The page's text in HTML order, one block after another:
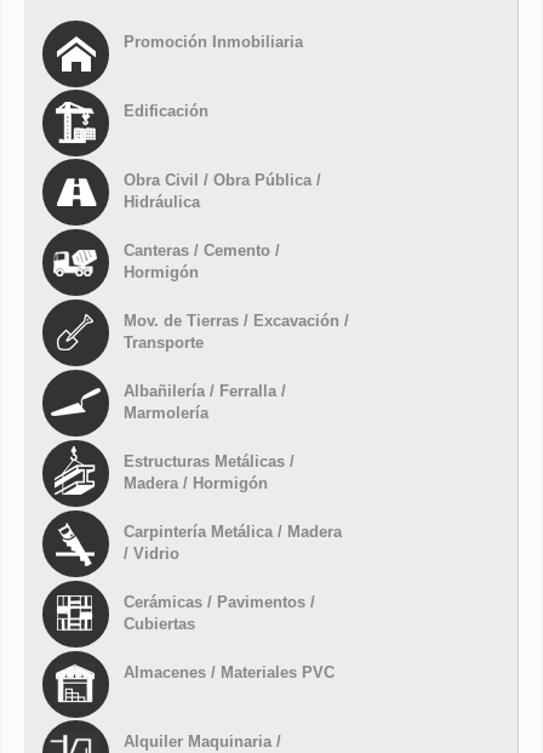
Promoción Inmobiliaria
Edificación
Obra Civil / Obra Pública /
Hidráulica
Canteras / Cemento /
Hormigón
Mov. de Tierras / Excavación /
Transporte
Albañilería / Ferralla /
Marmolería
Estructuras Metálicas /
Madera / Hormigón
Carpintería Metálica / Madera
/ Vidrio
Cerámicas / Pavimentos /
Cubiertas
Almacenes / Materiales PVC
Alquiler Maquinaria /